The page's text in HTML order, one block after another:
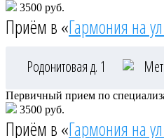
3500 руб.
Приём в «Гармония на
Родонитовая д. 1
Первичный прием по
3500 руб.
Приём в «Гармония на